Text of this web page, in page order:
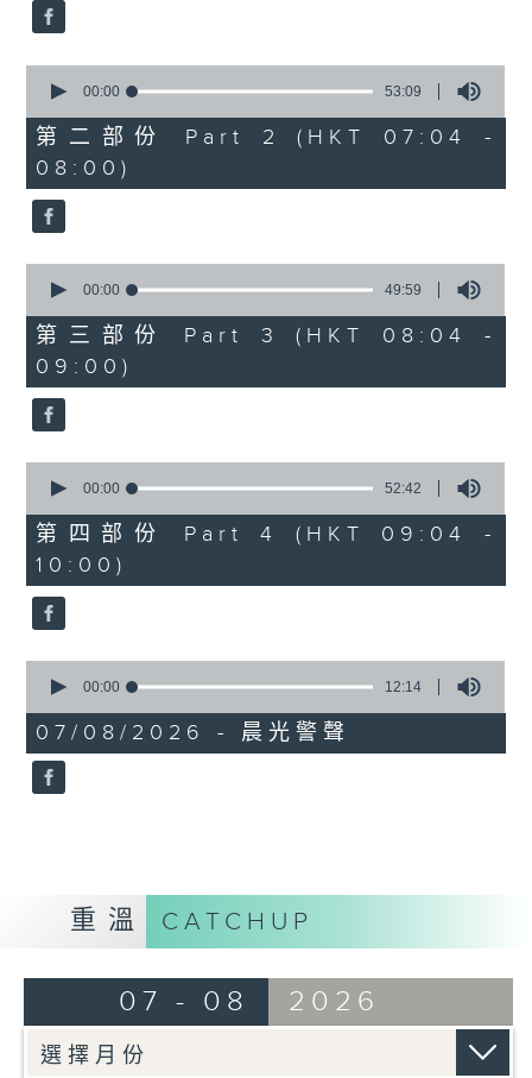
seconds
53
minutes,
9
seconds
00:00 53:09
第二部份 Part 2 (HKT 07:04 -
08:00)
seconds
49
minutes,
59
seconds
00:00 49:59
第三部份 Part 3 (HKT 08:04 -
09:00)
seconds
52
minutes,
42
seconds
00:00 52:42
第四部份 Part 4 (HKT 09:04 -
10:00)
seconds
12
minutes,
14
seconds
00:00 12:14
07/08/2026 - 晨光警聲
重溫 CATCHUP
07 - 08 2026